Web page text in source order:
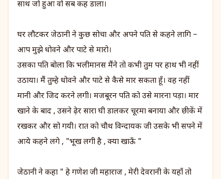
साथ जो हुआ वो सब कह डाला।
घर लौटकर जेठानी ने कुछ सोचा और अपने पति से कहने लागि –
आप मुझे धोवने और पाटे से मारो।
उसका पति बोला कि भलीमानस मैंने तो कभी तुम पर हाथ भी नहीं
उठाया। मैं तुम्हे धोवने और पाटे से कैसे मार सकता हूँ। वह नहीं
मानी और जिद करने लगी। मजबूरन पति को उसे मारना पड़ा। मार
खाने के बाद , उसने ढ़ेर सारा घी डालकर चूरमा बनाया और छीकें में
रखकर और सो गयी। रात को चौथ विन्दायक जी उसके भी सपने में
आये कहने लगे , "भूख लगी है , क्या खाऊँ "
जेठानी ने कहा " हे गणेश जी महाराज , मेरी देवरानी के यहाँ तो